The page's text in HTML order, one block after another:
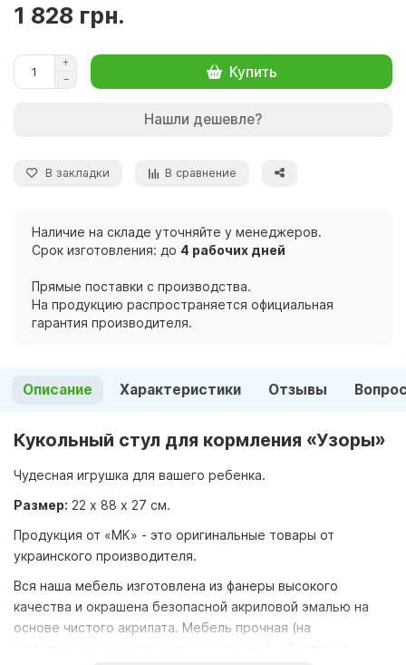
1 828 грн.
Купить
Нашли дешевле?
В закладки В сравнение
Наличие на складе уточняйте у менеджеров.
Срок изготовления: до 4 рабочих дней
Прямые поставки с производства.
На продукцию распространяется официальная
гарантия производителя.
Описание Характеристики Отзывы
Кукольный стул для кормления «Узоры»
Чудесная игрушка для вашего ребенка.
Размер: 22 х 88 х 27 см.
Продукция от «МК» - это оригинальные товары от
украинского производителя.
Вся наша мебель изготовлена из фанеры высокого
качества и окрашена безопасной акриловой эмалью на
основе чистого акрилата. Мебель прочная (на
металлических креплениях, не клееная), абсолютно